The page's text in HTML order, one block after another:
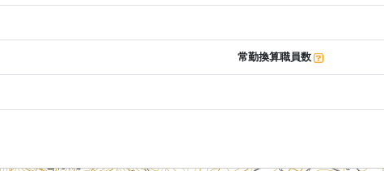
常勤換算職員数